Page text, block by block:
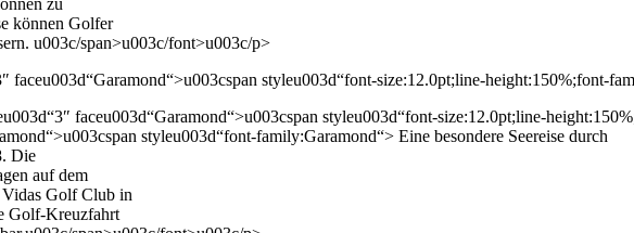
können Golfer
u003c/span>u003c/font>u003c/p>
faceu003d“Garamond“>u003cspan styleu003d“font-size:12.0pt;line-height:150%;font-
faceu003d“Garamond“>u003cspan styleu003d“font-size:12.0pt;line-
styleu003d“font-family:Garamond“> Eine besondere Seereise durch
Die
auf dem
Vidas Golf Club in
Golf-Kreuzfahrt